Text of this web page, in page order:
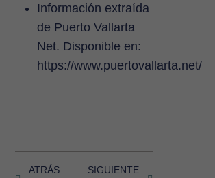
Información extraída
de Puerto Vallarta
Net. Disponible en:
https://www.puertovallarta.net/
ATRÁS SIGUIENTE